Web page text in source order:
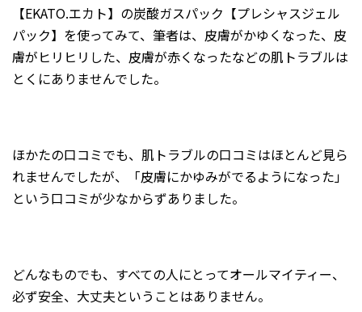
【EKATO.エカト】の炭酸ガスパック【プレシャスジェル
パック】を使ってみて、筆者は、皮膚がかゆくなった、皮
膚がヒリヒリした、皮膚が赤くなったなどの肌トラブルは
とくにありませんでした。
ほかたの口コミでも、肌トラブルの口コミはほとんど見ら
れませんでしたが、「皮膚にかゆみがでるようになった」
という口コミが少なからずありました。
どんなものでも、すべての人にとってオールマイティー、
必ず安全、大丈夫ということはありません。